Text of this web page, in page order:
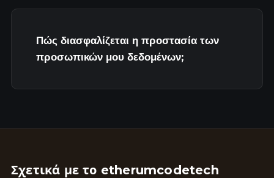
Πώς διασφαλίζεται η προστασία των
προσωπικών μου δεδομένων;
Σχετικά με το etherumcodetech